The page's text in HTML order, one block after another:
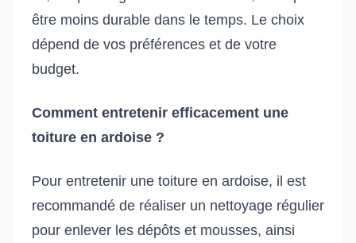
être moins durable dans le temps. Le choix
dépend de vos préférences et de votre
budget.
Comment entretenir efficacement une
toiture en ardoise ?
Pour entretenir une toiture en ardoise, il est
recommandé de réaliser un nettoyage régulier
pour enlever les dépôts et mousses, ainsi